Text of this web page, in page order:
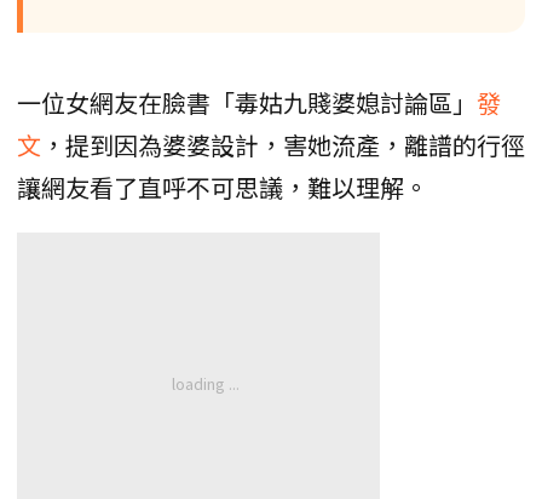
一位女網友在臉書「毒姑九賤婆媳討論區」 發
文 ，提到因為婆婆設計，害她流產，離譜的行徑
讓網友看了直呼不可思議，難以理解。